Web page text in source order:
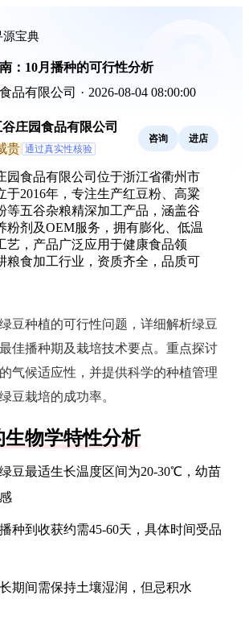
源宝典
：10月播种的可行性分析
品有限公司 · 2026-08-04 08:00:00
庄园食品有限公司
贵 通过真实性核验
咨询 进店
园食品有限公司位于浙江省衢州市
于2016年，专注生产红豆粉、高粱
等五谷杂粮精深加工产品，涵盖谷
粉剂及OEM服务，拥有膨化、低温
艺，产品广泛应用于健康食品领
粮食加工行业，资质齐全，品质可
豆种植的可行性问题，详细解析绿豆
佳播种期及栽培技术要点。重点探讨
气候适应性，并提供科学的种植管理
豆栽培的成功率。
生物学特性分析
豆最适生长温度区间为20-30℃，幼苗
种到收获约需45-60天，具体时间受品
期间需保持土壤湿润，但忌积水